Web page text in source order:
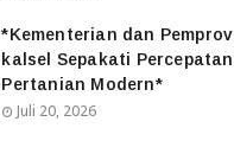
*Kementerian dan Pemprov
kalsel Sepakati Percepatan
Pertanian Modern*
Juli 20, 2026